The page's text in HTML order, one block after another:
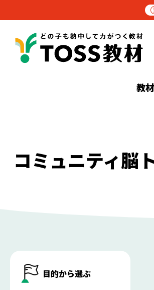
教
コミュニティ脳
目的から選ぶ